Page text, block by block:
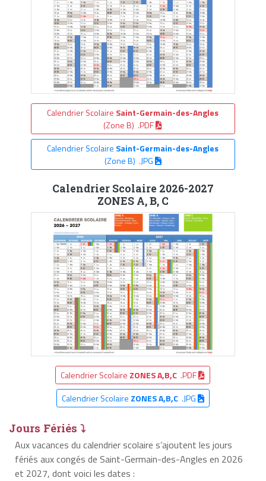
Calendrier Scolaire Saint-Germain-des-Angles
(Zone B) .PDF
Calendrier Scolaire Saint-Germain-des-Angles
(Zone B) .JPG
Calendrier Scolaire 2026-2027
ZONES A, B, C
Calendrier Scolaire ZONES A,B,C .PDF
Calendrier Scolaire ZONES A,B,C.JPG
Jours Fériés ⤵
Aux vacances du calendrier scolaire s’ajoutent les jours
fériés aux congés de Saint-Germain-des-Angles en 2026
et 2027, dont voici les dates :